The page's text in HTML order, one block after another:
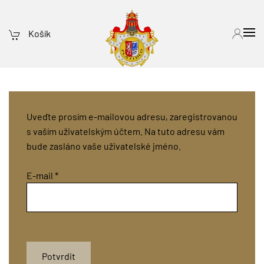
Košík
Uveďte prosím e-mailovou adresu, zaregistrovanou
s vaším uživatelským účtem. Na tuto adresu vám
bude zasláno vaše uživatelské jméno.
E-mail *
Potvrdit